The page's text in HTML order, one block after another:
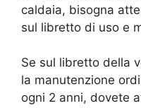
caldaia, bisogna
sul libretto di uso e
Se sul libretto della
la manutenzione
ogni 2 anni, dovete